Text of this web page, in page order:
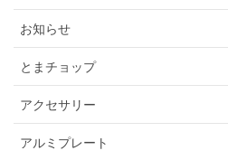
お知らせ
とまチョップ
アクセサリー
アルミプレート